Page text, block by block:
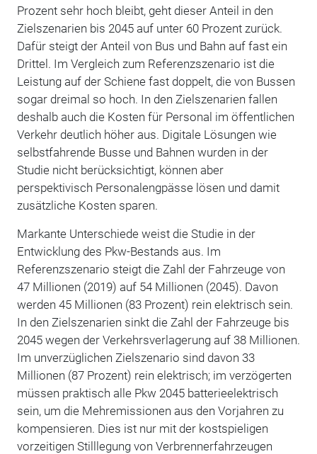
Prozent sehr hoch bleibt, geht dieser Anteil in den
Zielszenarien bis 2045 auf unter 60 Prozent zurück.
Dafür steigt der Anteil von Bus und Bahn auf fast ein
Drittel. Im Vergleich zum Referenzszenario ist die
Leistung auf der Schiene fast doppelt, die von Bussen
sogar dreimal so hoch. In den Zielszenarien fallen
deshalb auch die Kosten für Personal im öffentlichen
Verkehr deutlich höher aus. Digitale Lösungen wie
selbstfahrende Busse und Bahnen wurden in der
Studie nicht berücksichtigt, können aber
perspektivisch Personalengpässe lösen und damit
zusätzliche Kosten sparen.
Markante Unterschiede weist die Studie in der
Entwicklung des Pkw-Bestands aus. Im
Referenzszenario steigt die Zahl der Fahrzeuge von
47 Millionen (2019) auf 54 Millionen (2045). Davon
werden 45 Millionen (83 Prozent) rein elektrisch sein.
In den Zielszenarien sinkt die Zahl der Fahrzeuge bis
2045 wegen der Verkehrsverlagerung auf 38 Millionen.
Im unverzüglichen Zielszenario sind davon 33
Millionen (87 Prozent) rein elektrisch; im verzögerten
müssen praktisch alle Pkw 2045 batterieelektrisch
sein, um die Mehremissionen aus den Vorjahren zu
kompensieren. Dies ist nur mit der kostspieligen
vorzeitigen Stilllegung von Verbrennerfahrzeugen